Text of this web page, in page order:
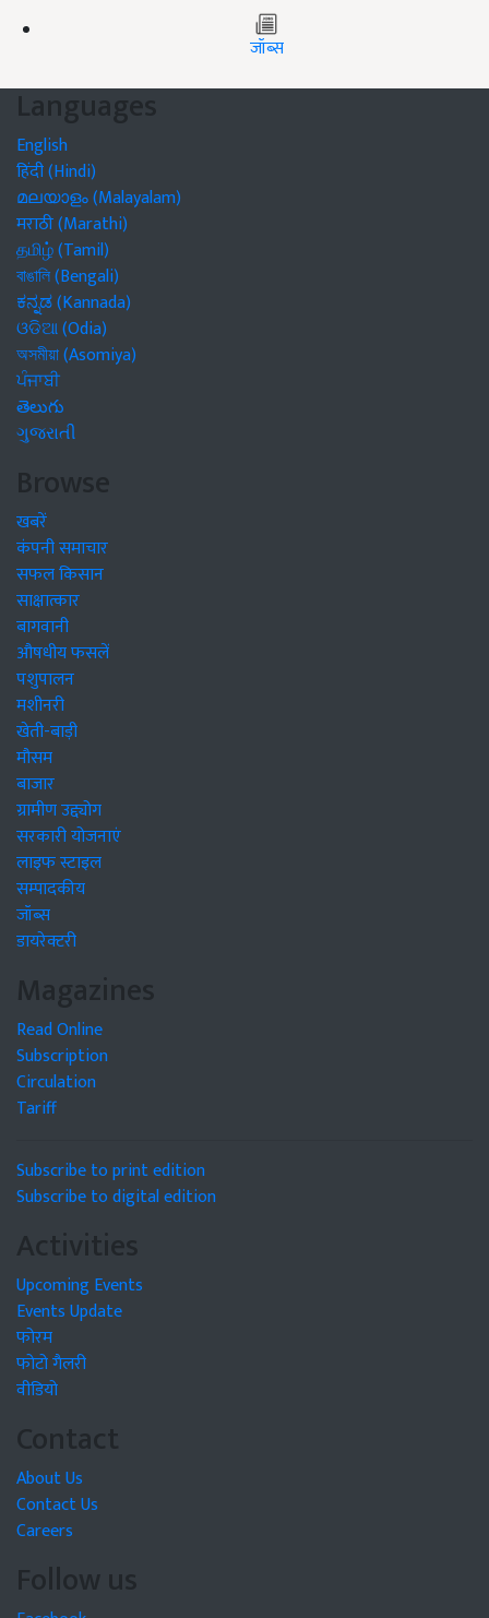
जॉब्स
Languages
English
हिंदी (Hindi)
മലയാളം (Malayalam)
मराठी (Marathi)
தமிழ் (Tamil)
বাঙালি (Bengali)
ಕನ್ನಡ (Kannada)
ଓଡିଆ (Odia)
অসমীয়া (Asomiya)
ਪੰਜਾਬੀ
తెలుగు
ગુજરાતી
Browse
खबरें
कंपनी समाचार
सफल किसान
साक्षात्कार
बागवानी
औषधीय फसलें
पशुपालन
मशीनरी
खेती-बाड़ी
मौसम
बाजार
ग्रामीण उद्द्योग
सरकारी योजनाएं
लाइफ स्टाइल
सम्पादकीय
जॉब्स
डायरेक्टरी
Magazines
Read Online
Subscription
Circulation
Tariff
Subscribe to print edition
Subscribe to digital edition
Activities
Upcoming Events
Events Update
फोरम
फोटो गैलरी
वीडियो
Contact
About Us
Contact Us
Careers
Follow us